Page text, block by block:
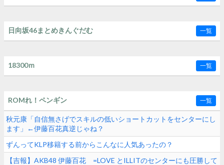
日向坂46まとめきんぐだむ 一覧
18300ｍ 一覧
ROMれ！ペンギン 一覧
秋元康「自信無さげでスキルの低いショートカットをセンターにし
ます」←伊藤百花真逆じゃね？
ずんってKLP移籍する前からこんなに人気あったの？
【吉報】AKB48 伊藤百花 =LOVE とILLITのセンターにも圧勝して